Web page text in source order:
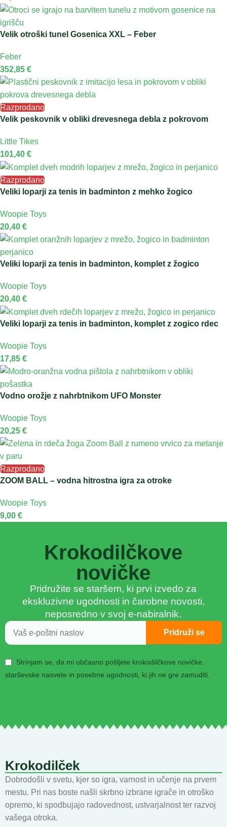
Velik otroški tunel Gosenica XXL – Feber
Feber
352,85 €
Razprodano
Velik peskovnik v obliki drevesnega debla z pokrovom
Little Tikes
101,40 €
Razprodano
Veliki loparji za tenis in badminton z mehko žogico
Woopie Toys
20,40 €
Veliki loparji za tenis in badminton, komplet z žogico
Woopie Toys
20,40 €
Veliki loparji za tenis in badminton, komplet z zogico rdec
Woopie Toys
17,85 €
Vodno orožje z nahrbtnikom UFO Monster
Woopie Toys
20,25 €
Razprodano
ZOOM BALL – vodna hitrostna igra za otroke
Woopie Toys
9,00 €
Krokodilčkove
novičke
Pridružite se staršem, ki prvi izvedo za
ekskluzivne ugodnosti in čarobne novosti,
neposredno v svoj e-nabiralnik.
Strinjam se, da mi občasno pošljete krokodilčkove novičke,
starševske nasvete in posebne ugodnosti, ki jih ne gre zamuditi.
Pridruži se
Krokodilček
Dobrodošli v svetu, kjer so igra, varnost in učenje na prvem
mestu. Pri nas boste našli skrbno izbrane igrače in otroško
opremo, ki spodbujajo radovednost, ustvarjalnost ter razvoj
vašega otroka.